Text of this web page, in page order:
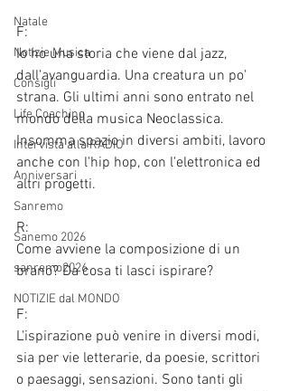
Natale
Notizie Musica
Consigli
Life Coaching
Intervista alla RADIO
Anniversari
Sanremo
Sanemo 2026
sanremo2026
NOTIZIE dal MONDO
F:
Io ho una storia che viene dal jazz,
dall'avanguardia. Una creatura un po'
strana. Gli ultimi anni sono entrato nel
mondo della musica Neoclassica.
Insomma spazio in diversi ambiti, lavoro
anche con l'hip hop, con l'elettronica ed
altri progetti.
R:
Come avviene la composizione di un
brano? Da cosa ti lasci ispirare?
F:
L'ispirazione può venire in diversi modi,
sia per vie letterarie, da poesie, scrittori
o paesaggi, sensazioni. Sono tanti gli